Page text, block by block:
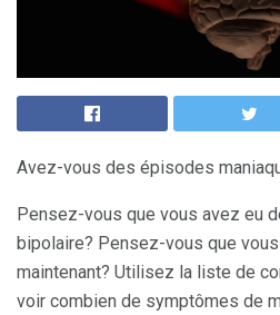
Avez-vous des épisodes
Pensez-vous que vous avez eu
bipolaire? Pensez-vous que
maintenant? Utilisez la liste de
voir combien de symptômes de